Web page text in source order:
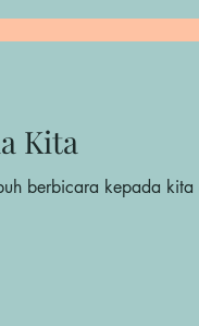
Kita
berbicara kepada